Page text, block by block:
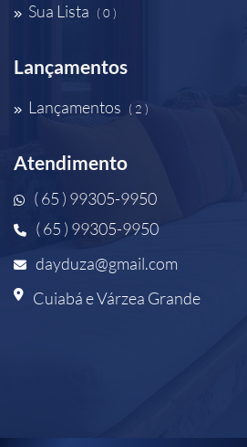
Sua Lista ( 0 )
Lançamentos
Lançamentos ( 2 )
Atendimento
( 65 ) 99305-9950
( 65 ) 99305-9950
dayduza@gmail.com
Cuiabá e Várzea Grande